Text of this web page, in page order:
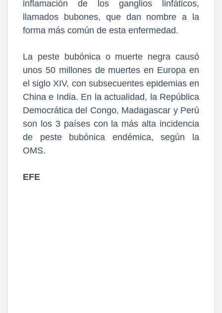
inflamación de los ganglios linfáticos,
llamados bubones, que dan nombre a la
forma más común de esta enfermedad.
La peste bubónica o muerte negra causó
unos 50 millones de muertes en Europa en
el siglo XIV, con subsecuentes epidemias en
China e India. En la actualidad, la República
Democrática del Congo, Madagascar y Perú
son los 3 países con la más alta incidencia
de peste bubónica endémica, según la
OMS.
EFE